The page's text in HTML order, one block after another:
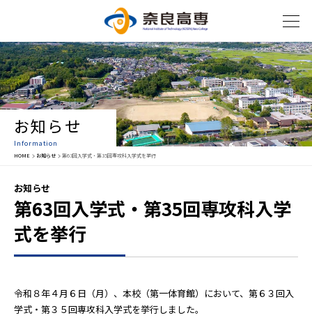
お知らせ
Information
HOME お知らせ 第63回入学式・第35回専攻科入学式を挙行
お知らせ
第63回入学式・第35回専攻科入学
式を挙行
令和８年４月６日（月）、本校（第一体育館）において、第６３回入
学式・第３５回専攻科入学式を挙行しました。